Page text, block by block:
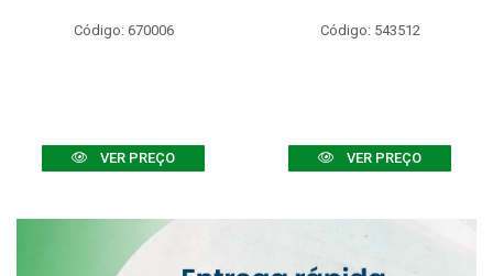
Código: 670006
VER PREÇO
Código: 543512
VER PREÇO